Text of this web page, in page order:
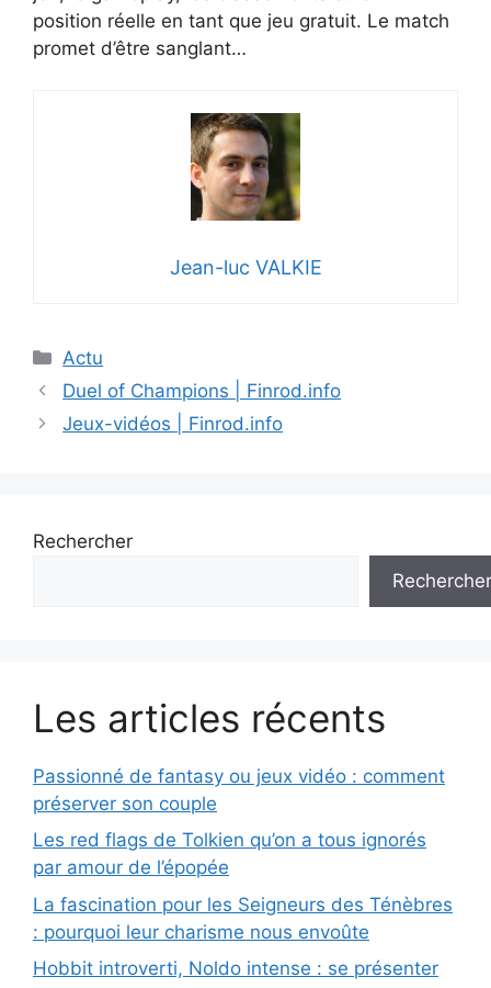
position réelle en tant que jeu gratuit. Le match
promet d’être sanglant…
Jean-luc VALKIE
Catégories
Actu
Duel of Champions | Finrod.info
Jeux-vidéos | Finrod.info
Rechercher
Rechercher
Les articles récents
Passionné de fantasy ou jeux vidéo : comment
préserver son couple
Les red flags de Tolkien qu’on a tous ignorés
par amour de l’épopée
La fascination pour les Seigneurs des Ténèbres
: pourquoi leur charisme nous envoûte
Hobbit introverti, Noldo intense : se présenter